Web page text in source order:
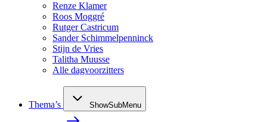
Renze Klamer
Roos Moggré
Rutger Castricum
Sander Schimmelpenninck
Stijn de Vries
Talitha Muusse
Alle dagvoorzitters
Thema’s ShowSubMenu